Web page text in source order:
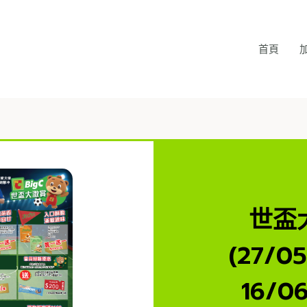
首頁
世盃
(27/
16/